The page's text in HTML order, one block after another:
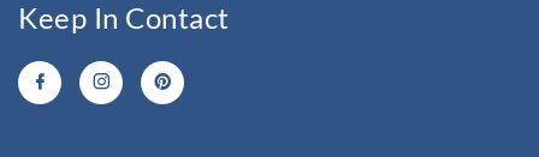
Keep In Contact